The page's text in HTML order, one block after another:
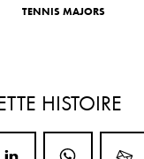
TENNIS MAJORS
HISTOIRE